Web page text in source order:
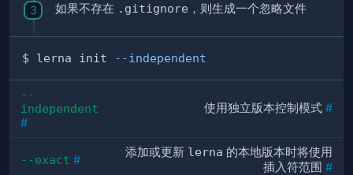
如果不存在 .gitignore ，则生成一个忽略文件
$ lerna init --independent
--
independent
#
使用独立版本控制模式 #
--exact #
添加或更新 lerna 的本地版本时将使用
插入符范围 #